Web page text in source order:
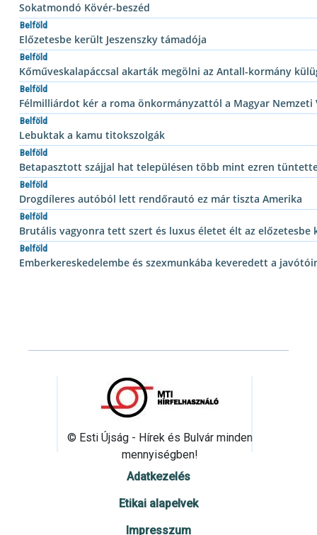
Sokatmondó Kövér-beszéd
Belföld
Előzetesbe került Jeszenszky támadója
Belföld
Kőműveskalapáccsal akarták megölni az Antall-kormány
Belföld
Félmilliárdot kér a roma önkormányzattól a Magyar Nemzeti
Belföld
Lebuktak a kamu titokszolgák
Belföld
Betapasztott szájjal hat településen több mint ezren
Belföld
Drogdíleres autóból lett rendőrautó ez már tiszta Amerika
Belföld
Brutális vagyonra tett szert és luxus életet élt az
Belföld
Emberkereskedelembe és szexmunkába keveredett a
© Esti Újság - Hírek és Bulvár minden
mennyiségben!
Adatkezelés
Etikai alapelvek
Impresszum